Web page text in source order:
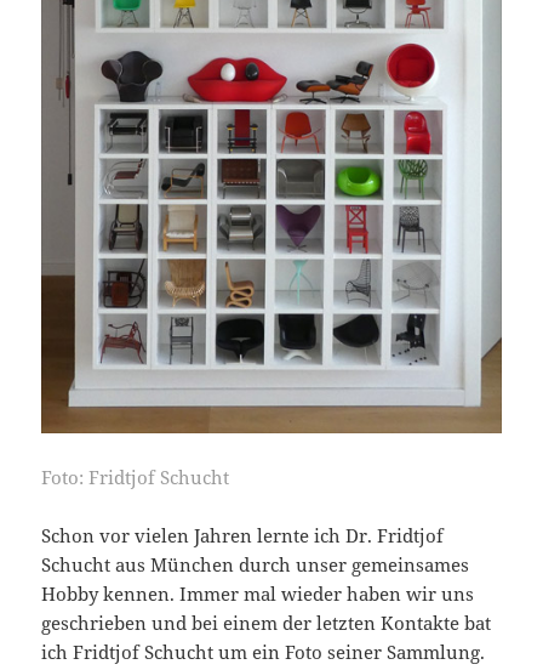
Foto: Fridtjof Schucht
Schon vor vielen Jahren lernte ich Dr. Fridtjof
Schucht aus München durch unser gemeinsames
Hobby kennen. Immer mal wieder haben wir uns
geschrieben und bei einem der letzten Kontakte bat
ich Fridtjof Schucht um ein Foto seiner Sammlung.